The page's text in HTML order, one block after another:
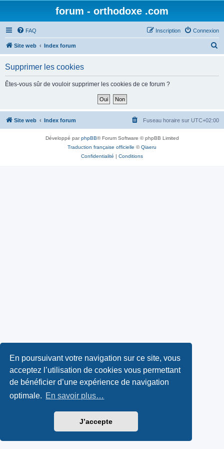
En poursuivant votre navigation sur ce site, vous
acceptez l’utilisation de cookies vous permettant
de bénéficier d’une expérience de navigation
optimale. En savoir plus…
J’accepte
forum - orthodoxe .com
FAQ Connexion
Inscription
Site web Index forum
h
Supprimer les cookies
Êtes-vous sûr de vouloir supprimer les cookies de ce forum ?
Site web Index forum Fuseau horaire sur UTC+02:00
Développé parphpBB® Forum Software © phpBB Limited
Traduction française officielle ©Qiaeru
Confidentialité | Conditions